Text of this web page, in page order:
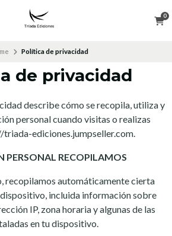
0
Política de privacidad
de privacidad
describe cómo se recopila, utiliza y
personal cuando visitas o realizas
triada-ediciones.jumpseller.com.
PERSONAL RECOPILAMOS
recopilamos automáticamente cierta
incluida información sobre
IP, zona horaria y algunas de las
en tu dispositivo.